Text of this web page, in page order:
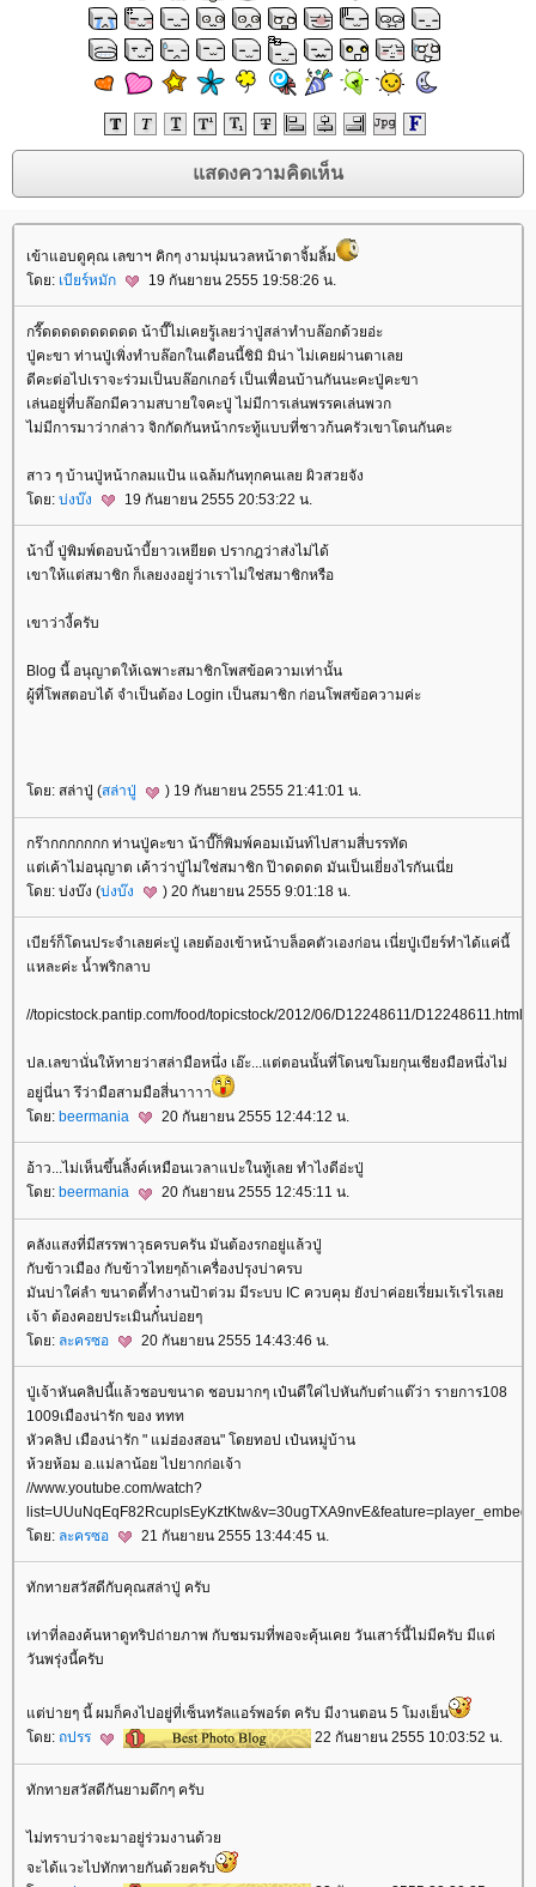
เข้าแอบดูคุณ เลขาฯ คิกๆ งามนุ่มนวลหน้าตาจิ้มลิ้ม
ดย: เบียร์หมัก 19 กันยายน 2555 19:58:26 น.
กรี๊ดดดดดดดดดด น้าบี๊ไม่เคยรู้เลยว่าปู่สล่าทำบล๊อกด้วยอ่ะ
ปู่คะขา ท่านปู่เพิ่งทำบล๊อกในเดือนนี้ชิมิ มิน่า ไม่เคยผ่านตาเล
ดีคะต่อไปเราจะร่วมเป็นบล๊อกเกอร์ เป็นเพื่อนบ้านกันนะคะปู่คะขา
เล่นอยู่ที่บล๊อกมีความสบายใจคะปู่ ไม่มีการเล่นพรรคเล่นพวก
ไม่มีการมาว่ากล่าว จิกกัดกันหน้ากระทู้แบบที่ชาวก้นครัวเขาโดนกันคะ
สาว ๆ บ้านปู่หน้ากลมแป้น แฉล้มกันทุกคนเลย ผิวสวยจัง
ดย: บ่งบ๊ง 19 กันยายน 2555 20:53:22 น.
น้าบี้ ปู่พิมพ์ตอบน้าบี้ยาวเหยียด ปรากฎว่าส่งไม่ได้
เขาให้แต่สมาชิก ก็เลยงงอยู่ว่าเราไม่ใช่สมาชิกหรือ
เขาว่างี้ครับ
Blog นี้ อนุญาตให้เฉพาะสมาชิกโพสข้อความเท่านั้น
ผู้ที่โพสตอบได้ จำเป็นต้อง Login เป็นสมาชิก ก่อนโพสข้อความค่ะ
ดย: สล่าปู่ (สล่าปู่ ) 19 กันยายน 2555 21:41:01 น.
กร๊ากกกกกกก ท่านปู่คะขา น้าบี๊ก็พิมพ์คอมเม้นท์ไปสามสี่บรรทัด
ต่เค้าไม่อนุญาต เค้าว่าปู่ไม่ใช่สมาชิก ป๊าดดดด มันเป็นเยี่ยงไรกันเนี่
ดย: บ่งบ๊ง (บ่งบ๊ง ) 20 กันยายน 2555 9:01:18 น.
เบียร์ก็โดนประจำเลยค่ะปู่ เลยต้องเข้าหน้าบล็อคตัวเองก่อน เนี่ยปู่เบียร์ทำได้แค่นี้
หละค่ะ น้ำพริกลาบ
//topicstock.pantip.com/food/topicstock/2012/06/D12248611/D12248611.html
ปล.เลขานั่นให้ทายว่าสล่ามือหนึ่ง เอ๊ะ...แต่ตอนนั้นที่โดนขโมยกุนเชียงมือหนึ่งไม่
อยู่นี่นา รึว่ามือสามมือสี่นาาาา
ดย: beermania 20 กันยายน 2555 12:44:12 น.
อ้าว...ไม่เห็นขึ้นลิ้งค์เหมือนเวลาแปะในทู้เลย ทำไงดีอ่ะปู่
ดย: beermania 20 กันยายน 2555 12:45:11 น.
คลังแสงที่มีสรรพาวุธครบครัน มันต้องรกอยู่แล้วปู่
กับข้าวเมือง กับข้าวไทยๆถ้าเครื่องปรุงบ่าครบ
มันบ่าใค่ลำ ขนาดตี้ทำงานป้าต่วม มีระบบ IC ควบคุม ยังบ่าค่อยเรี่ยมเร้เรไรเล
เจ้า ต้องคอยประเมินกั๋นบ่อยๆ
ดย: ละครซอ 20 กันยายน 2555 14:43:46 น.
ปู่เจ้าหันคลิปนี้แล้วชอบขนาด ชอบมากๆ เป๋นดีใค่ไปหันกับต๋าแต๊ว่า รายการ108
1009เมืองน่ารัก ของ ททท
หัวคลิป เมืองน่ารัก " แม่ฮ่องสอน" โดยทอป เป๋นหมู่บ้าน
ห้วยห้อม อ.แม่ลาน้อย ไปยากก่อเจ้า
//www.youtube.com/watch?
ดย: ละครซอ 21 กันยายน 2555 13:44:45 น.
ทักทายสวัสดีกับคุณสล่าปู่ ครับ
เท่าที่ลองค้นหาดูทริปถ่ายภาพ กับชมรมที่พอจะคุ้นเคย วันเสาร์นี้ไม่มีครับ มีแต่
วันพรุ่งนี้ครับ
ต่บ่ายๆ นี้ ผมก็คงไปอยู่ที่เซ็นทรัลแอร์พอร์ต ครับ มีงานตอน 5 โมงเย็น
ดย: ถปรร 22 กันยายน 2555 10:03:52 น.
ทักทายสวัสดีกันยามดึกๆ ครับ
ไม่ทราบว่าจะมาอยู่ร่วมงานด้ว
จะได้แวะไปทักทายกันด้วยครับ